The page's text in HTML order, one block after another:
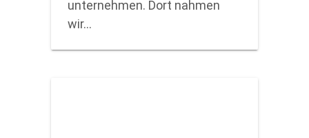
unternehmen. Dort nahmen
wir…